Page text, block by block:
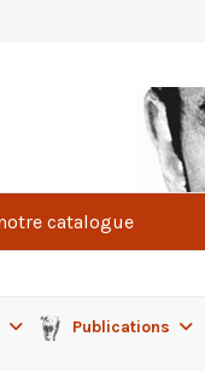
Publications